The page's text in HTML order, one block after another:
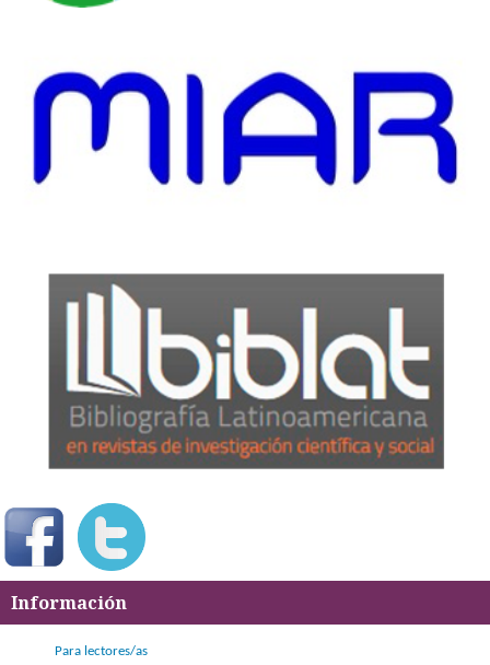
Información
Para lectores/as